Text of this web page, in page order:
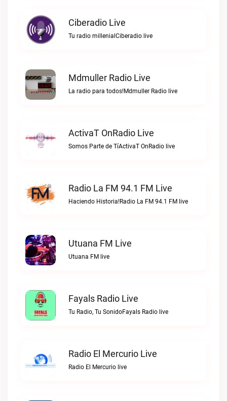
Ciberadio Live
Tu radio millenialCiberadio live
Mdmuller Radio Live
La radio para todos!Mdmuller Radio live
ActivaT OnRadio Live
Somos Parte de TíActivaT OnRadio live
Radio La FM 94.1 FM Live
Haciendo Historia!Radio La FM 94.1 FM live
Utuana FM Live
Utuana FM live
Fayals Radio Live
Tu Radio, Tu SonidoFayals Radio live
Radio El Mercurio Live
Radio El Mercurio live